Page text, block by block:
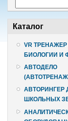
Каталог
VR
БИОЛОГИИ И
АВТОДЕЛО
АВТОРИНГЕР
ШКОЛЬНЫХ